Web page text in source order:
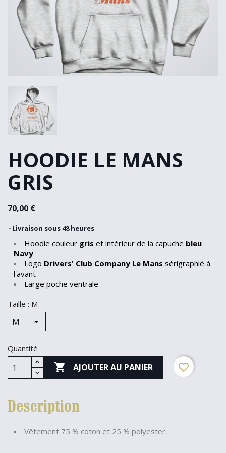
HOODIE LE MANS
GRIS
70,00 €
Livraison sous 48 heures
Hoodie couleur gris et intérieur de la capuche bleu
Navy
Logo Drivers' Club Company Le Mans sérigraphié à
l'avant
Large poche ventrale
Taille : M
Quantité
 AJOUTER AU PANIER favorite_border
Description
Vêtement 75 % coton et 25 % polyester.